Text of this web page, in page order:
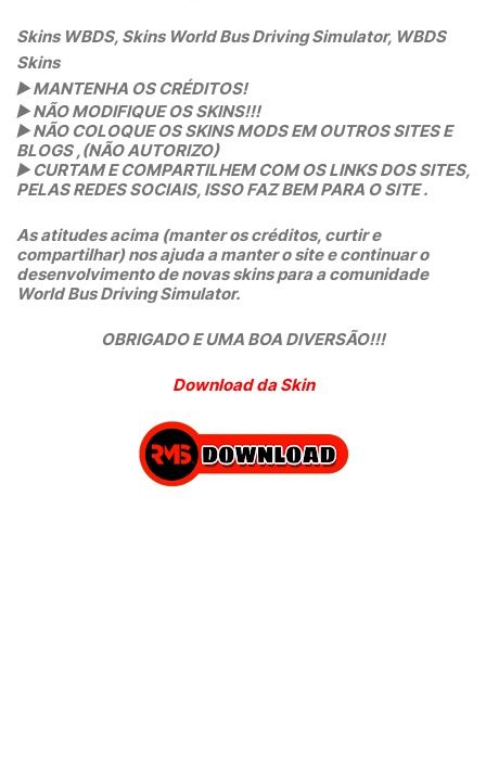
Skins WBDS, Skins World Bus Driving Simulator, WBDS
Skins
▶️MANTENHA OS CRÉDITOS!
▶️NÃO MODIFIQUE OS SKINS!!!
▶️NÃO COLOQUE OS SKINS MODS EM OUTROS SITES E
BLOGS ,(NÃO AUTORIZO)
▶️CURTAM E COMPARTILHEM COM OS LINKS DOS SITES,
PELAS REDES SOCIAIS, ISSO FAZ BEM PARA O SITE .
As atitudes acima (manter os créditos, curtir e
compartilhar) nos ajuda a manter o site e continuar o
desenvolvimento de novas skins para a comunidade
World Bus Driving Simulator.
OBRIGADO E UMA BOA DIVERSÃO!!!
Download da Skin